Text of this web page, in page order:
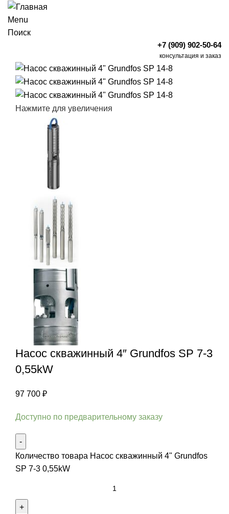
Menu
Поиск
+7 (909) 902-50-64
консультация и заказ
Нажмите для увеличения
Насос скважинный 4″ Grundfos SP 7-3
0,55kW
97 700 ₽
Доступно по предварительному заказу
Количество товара Насос скважинный 4" Grundfos
SP 7-3 0,55kW